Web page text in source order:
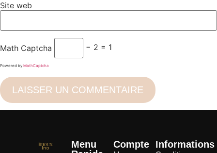
Site web
Math Captcha − 2 = 1
Powered by MathCaptcha
Menu
Compte Informations